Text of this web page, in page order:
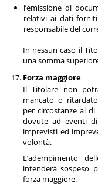
l’emissione di
relativi ai dati forniti
responsabile del
In nessun caso il
una somma
Forza maggiore
Il Titolare non
mancato o
per circostanze al
dovute ad eventi
imprevisti ed
volontà.
L’adempimento
intenderà sospeso
forza maggiore.